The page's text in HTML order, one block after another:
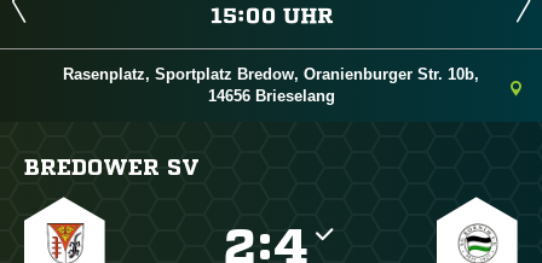
 
Rasenplatz, Sportplatz Bredow, Oranienburger Str. 10b,
14656 Brieselang
BREDOWER SV
: